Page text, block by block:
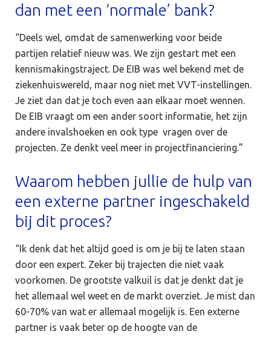
dan met een ‘normale’ bank?
“Deels wel, omdat de samenwerking voor beide
partijen relatief nieuw was. We zijn gestart met een
kennismakingstraject. De EIB was wel bekend met de
ziekenhuiswereld, maar nog niet met VVT-instellingen.
Je ziet dan dat je toch even aan elkaar moet wennen.
De EIB vraagt om een ander soort informatie, het zijn
andere invalshoeken en ook type vragen over de
projecten. Ze denkt veel meer in projectfinanciering.”
Waarom hebben jullie de hulp van
een externe partner ingeschakeld
bij dit proces?
“Ik denk dat het altijd goed is om je bij te laten staan
door een expert. Zeker bij trajecten die niet vaak
voorkomen. De grootste valkuil is dat je denkt dat je
het allemaal wel weet en de markt overziet. Je mist dan
60-70% van wat er allemaal mogelijk is. Een externe
partner is vaak beter op de hoogte van de